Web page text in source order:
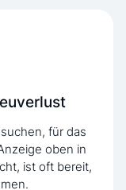
für das
oben in
ist oft bereit,